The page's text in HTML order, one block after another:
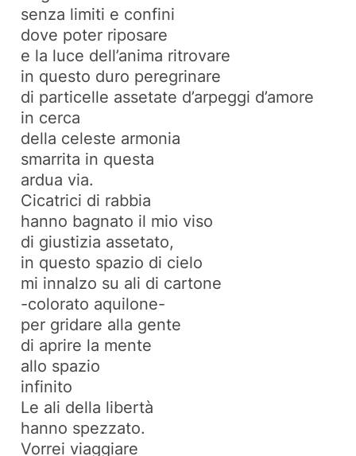
senza limiti e confini
dove poter riposare
e la luce dell’anima ritrovare
in questo duro peregrinare
di particelle assetate d’arpeggi d’amore
in cerca
della celeste armonia
smarrita in questa
ardua via.
Cicatrici di rabbia
hanno bagnato il mio viso
di giustizia assetato,
in questo spazio di cielo
mi innalzo su ali di cartone
-colorato aquilone-
per gridare alla gente
di aprire la mente
allo spazio
infinito
Le ali della libertà
hanno spezzato.
Vorrei viaggiare